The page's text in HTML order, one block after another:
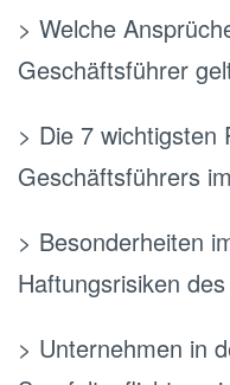
> Welche
Geschäftsführer
> Die 7 wichtigsten
Geschäftsführers
> Besonderheiten
Haftungsrisiken
> Unternehmen in